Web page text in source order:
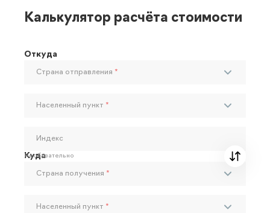
Калькулятор расчёта стоимости
Откуда
Страна отправления *
Населенный пункт *
Индекс
Необязательно
Куда
Страна получения *
Населенный пункт *